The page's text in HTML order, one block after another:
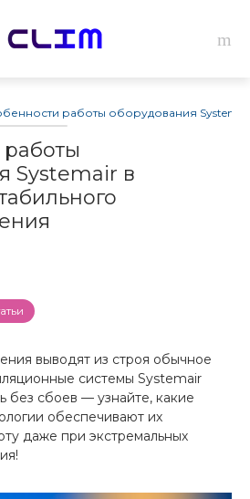
работы оборудования
Systemair в
выводят из строя обычное
системы Systemair
без сбоев — узнайте, какие
обеспечивают их
даже при экстремальных